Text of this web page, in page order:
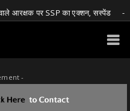
पर SSP का एक्शन, सस्पेंड
-